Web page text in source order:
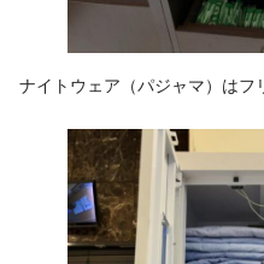
ナイトウェア（パジャマ）はフ